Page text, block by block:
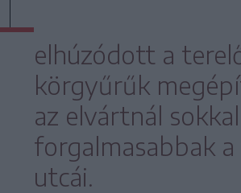
elhúzódott a
körgyűrűk
az elvártnál sokkal
forgalmasabbak
utcái.